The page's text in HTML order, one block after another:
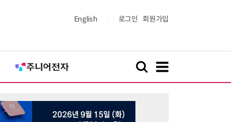
English 로그인 회원가입